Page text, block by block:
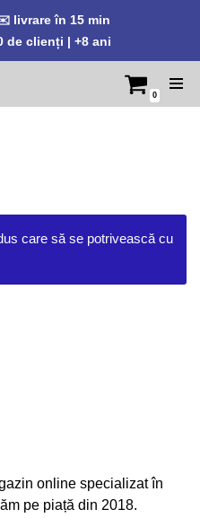
livrare în 15 min
de clienți | +8 ani
0
care să se potrivească cu
online specializat în
pe piață din 2018.